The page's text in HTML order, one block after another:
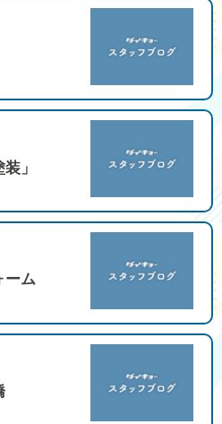
」
ム